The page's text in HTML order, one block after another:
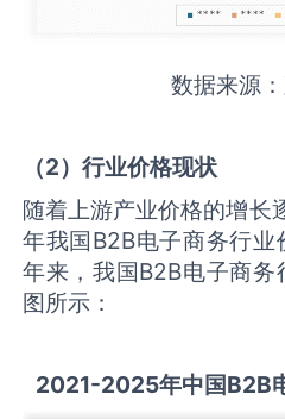
数据来源
（2）行业价格现状
随着上游产业价格的增
年我国B2B电子商务行
年来，我国B2B电子商
图所示：
2021-2025年中国B2B